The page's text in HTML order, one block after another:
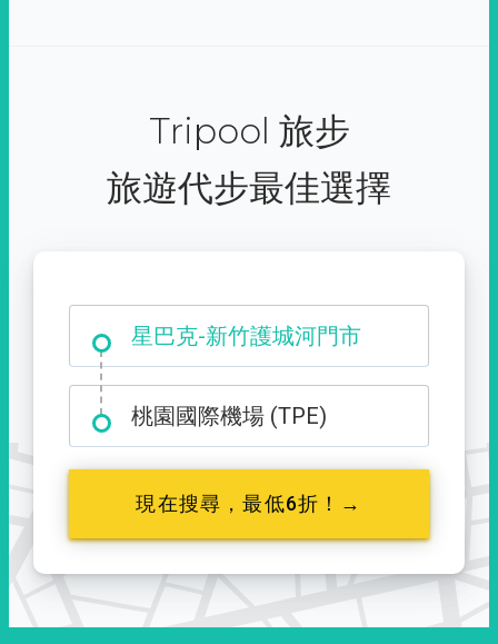
Tripool 旅步
旅遊代步最佳選擇
大霸尖山登山口
桃園國際機場 (TPE)
現在搜尋，最低6折！→